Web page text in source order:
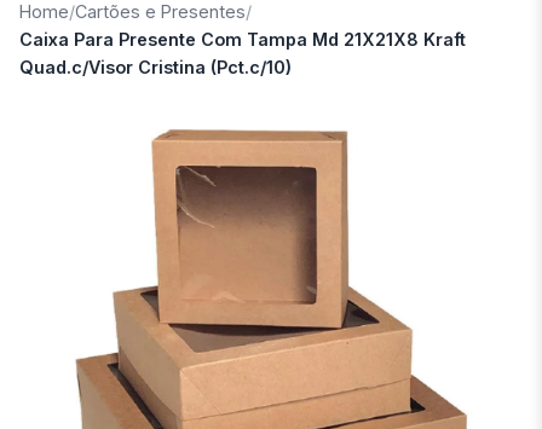
Home/Cartões e Presentes/
Caixa Para Presente Com Tampa Md 21X21X8 Kraft
Quad.c/Visor Cristina (Pct.c/10)